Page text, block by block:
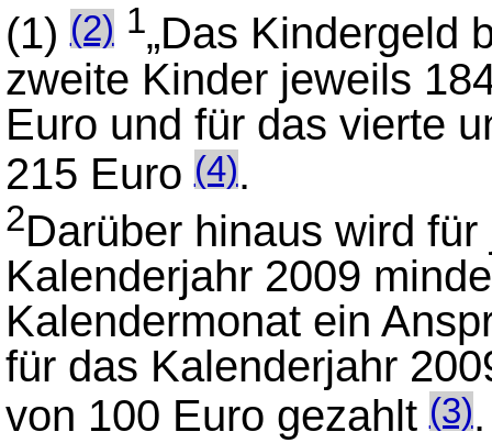
(1)(2) 1„Das Kindergeld
zweite Kinder jeweils
Euro und für das vierte
215 Euro(4).
2Darüber hinaus wird
Kalenderjahr 2009
Kalendermonat ein
für das Kalenderjahr
von 100 Euro gezahlt(3).